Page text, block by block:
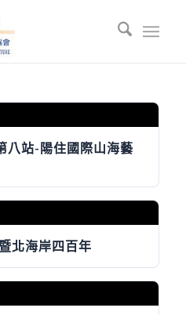
八站-陽住國際山海藝
北海岸四百年